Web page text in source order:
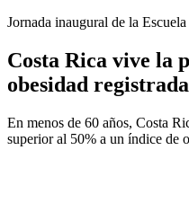
Jornada inaugural de la
Costa Rica vive la
obesidad
En menos de 60 años, Costa
superior al 50% a un índice de